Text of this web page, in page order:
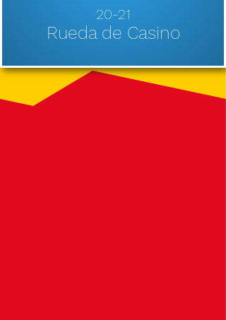
20-21
Rueda de Casino